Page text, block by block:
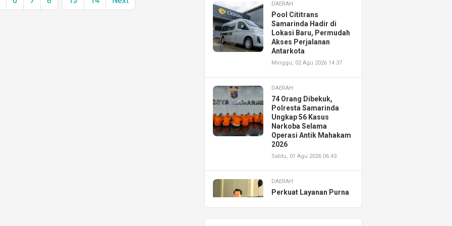
DAERAH
Pool Cititrans
Samarinda Hadir di
Lokasi Baru, Permudah
Akses Perjalanan
Antarkota
Minggu, 02 Agu 2026 14:37
DAERAH
74 Orang Dibekuk,
Polresta Samarinda
Ungkap 56 Kasus
Narkoba Selama
Operasi Antik Mahakam
2026
Sabtu, 01 Agu 2026 06:43
DAERAH
Perkuat Layanan Purna
Resmikan AHASS